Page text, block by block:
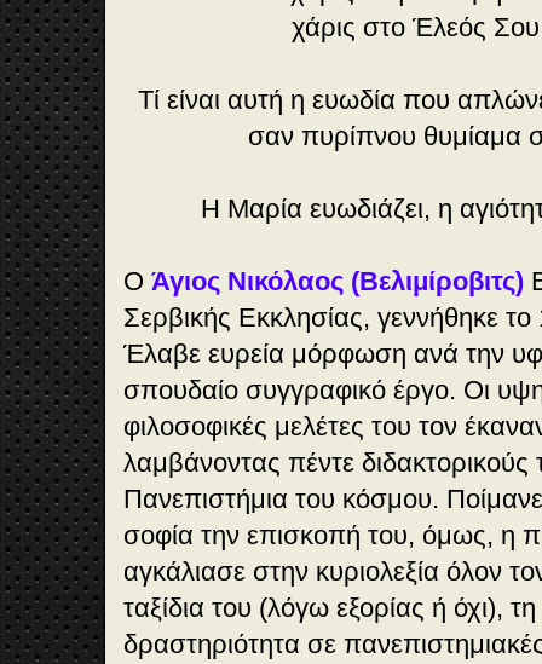
χάρις στο Έλεός
Τί είναι αυτή η ευωδία που
σαν πυρίπνου θυμίαμα
Η Μαρία ευωδιάζει, η
Ο Άγιος Νικόλαος (Βελιμίροβιτς)
Σερβικής Εκκλησίας, γεννήθηκε
Έλαβε ευρεία μόρφωση ανά την
σπουδαίο συγγραφικό έργο. Οι
φιλοσοφικές μελέτες του τον
λαμβάνοντας πέντε διδακτορικούς
Πανεπιστήμια του κόσμου.
σοφία την επισκοπή του, όμως, η
αγκάλιασε στην κυριολεξία όλον
ταξίδια του (λόγω εξορίας ή όχι),
δραστηριότητα σε